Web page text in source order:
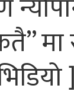
]